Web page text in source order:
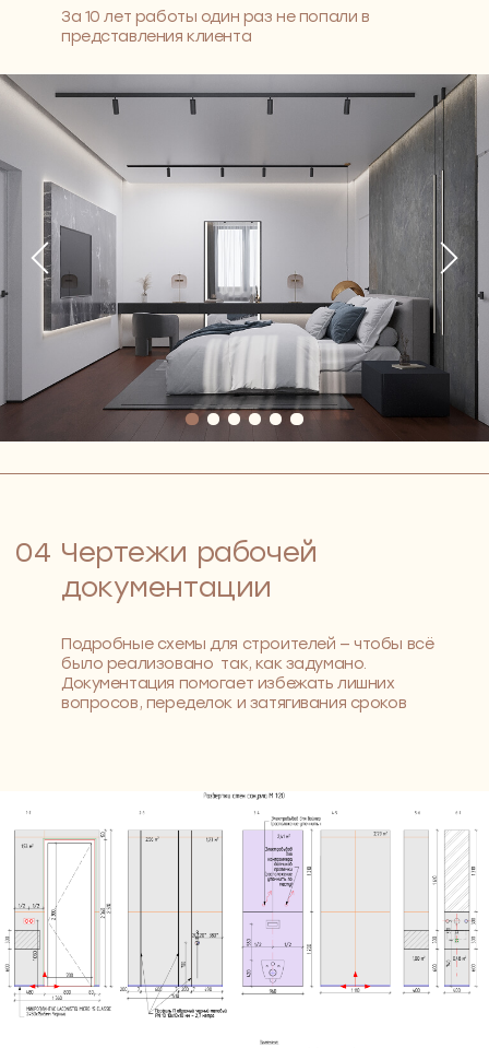
До заключения Договора разработаем для вас
индивидуальное планировочное решение бесплатно.
способны вас понять.
Приглашаем на встречу-знакомство с Димой,
основателем и генеральным директором NewForm
Обсудим вашу будущую квартиру или дом,
поговорим о видении и приоритетах, сформируем
мудборды и поймем друг друга и ваши цели
И у вас не останется вопросов, что точно NewForm
Политика обработки персональных данных
Дом — это часть
просто стены